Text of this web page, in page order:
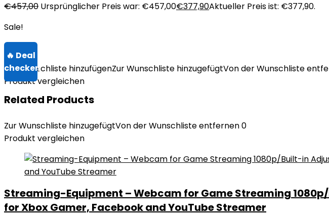
€457,00 Ursprünglicher Preis war: €457,00€377,90Aktueller Preis ist: €377,90.
Sale!
Zur Wunschliste hinzufügenZur Wunschliste hinzugefügtVon der Wunschliste
Produkt vergleichen
Related Products
Zur Wunschliste hinzugefügtVon der Wunschliste entfernen0
Produkt vergleichen
Streaming-Equipment – Webcam for Game Streaming
for Xbox Gamer, Facebook and YouTube Streamer